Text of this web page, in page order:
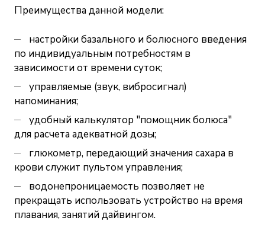
Преимущества данной модели:
настройки базального и болюсного введения
по индивидуальным потребностям в
зависимости от времени суток;
управляемые (звук, вибросигнал)
напоминания;
удобный калькулятор "помощник болюса"
для расчета адекватной дозы;
глюкометр, передающий значения сахара в
крови служит пультом управления;
водонепроницаемость позволяет не
прекращать использовать устройство на время
плавания, занятий дайвингом.